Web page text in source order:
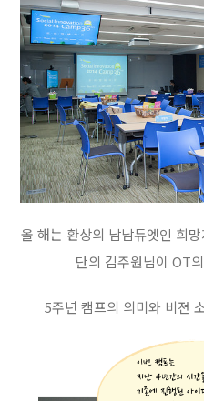
올 해는 환상의 남남듀엣인 희
단의 김주원님이 OT
5주년 캠프의 의미와 비젼